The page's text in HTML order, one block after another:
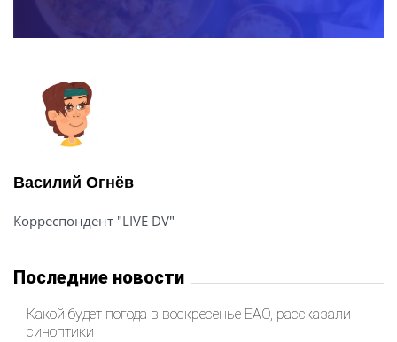
Василий Огнёв
Корреспондент "LIVE DV"
Последние новости
Какой будет погода в воскресенье ЕАО, рассказали
синоптики